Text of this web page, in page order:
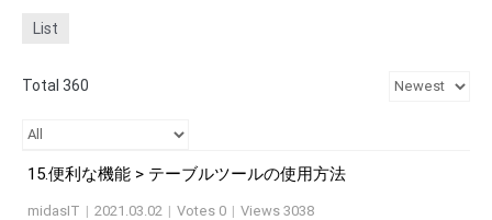
List
Total 360
15.便利な機能 > テーブルツールの使用方法
midasIT | 2021.03.02 | Votes 0 | Views 3038